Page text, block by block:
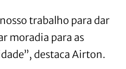
trabalho para dar
moradia para as
destaca Airton.